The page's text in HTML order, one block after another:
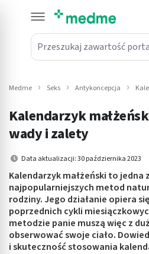
Przeszukaj zawartość portalu
submenu: Leki na receptę
submenu: Mama i dziecko
submenu: Kosmetyki
submenu: Higiena
submenu: Sprzęt medyczny
submenu: Intymne
Medme Seks Antykoncepcja
Kalendarzyk
wady i zalety
Data aktualizacji: 30 października 2023
Kalendarzyk małżeński to jedna
najpopularniejszych metod
rodziny. Jego działanie opiera
poprzednich cykli
metodzie panie muszą więc z
obserwować swoje ciało.
i skuteczność stosowania